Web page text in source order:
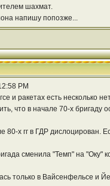
шахмат.
напишу попозже...
PM
и ракетах есть несколько
что в начале 70-х бригаду
80-х гг в ГДР дислоцирован.
сменила "Темп" на "Оку"
только в Вайсенфельсе и